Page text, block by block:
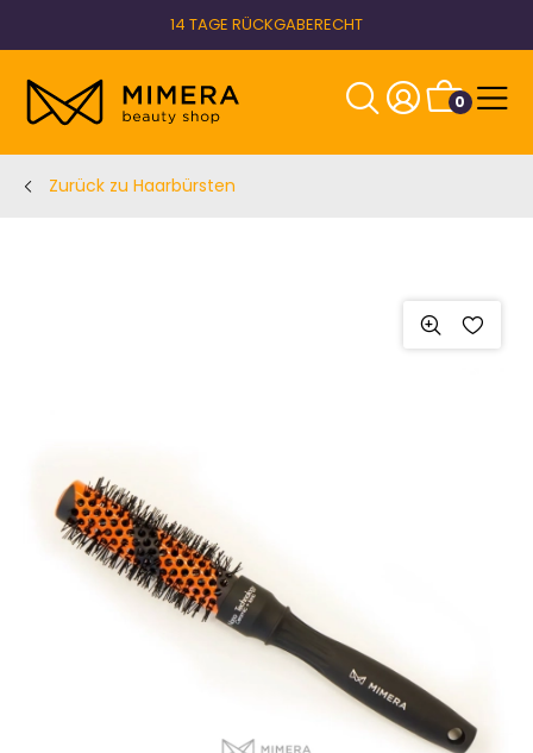
14 TAGE RÜCKGABERECHT
0
Zurück zu Haarbürsten